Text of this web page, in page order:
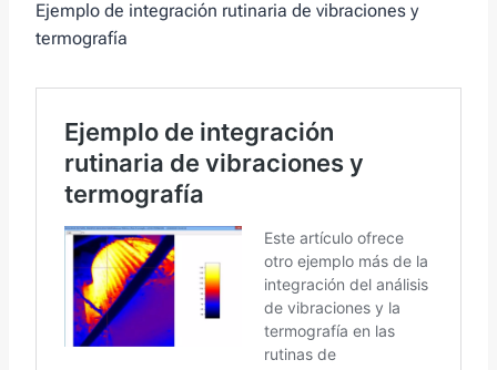
Ejemplo de integración rutinaria de vibraciones y
termografía